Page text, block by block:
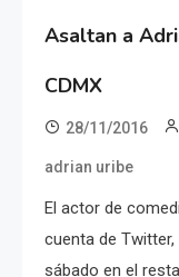
Asaltan a
CDMX
28/11/2016
adrian uribe
El actor de
cuenta de
sábado en el